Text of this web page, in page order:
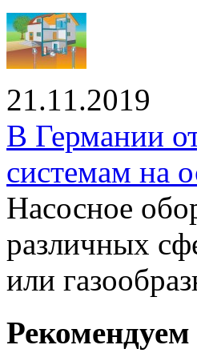
21.11.2019
В Германии
системам на
Насосное
различных
или
Рекомендуем